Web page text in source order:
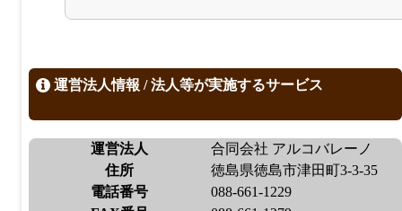
運営法人情報 / 法人等が実施するサービス
運営法人
合同会社 アルコバレーノ
住所
徳島県徳島市津田町3-3-35
電話番号
088-661-1229